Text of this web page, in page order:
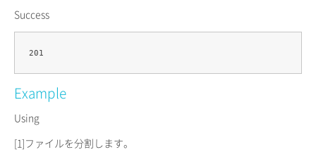
Success
Example
Using
[1]ファイルを分割します。